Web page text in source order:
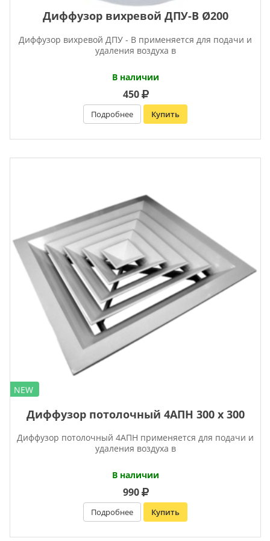
Диффузор вихревой ДПУ-В Ø200
Диффузор вихревой ДПУ - В применяется для подачи и
удаления воздуха в
В наличии
450
Подробнее Купить
NEW
Диффузор потолочный 4АПН 300 х 300
Диффузор потолочный 4АПН применяется для подачи и
удаления воздуха в
В наличии
990
Подробнее Купить